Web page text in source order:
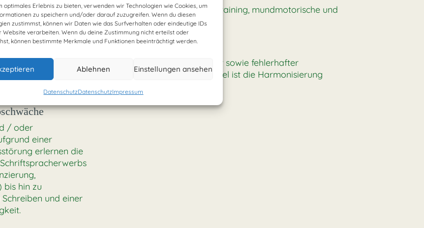
optimales Erlebnis zu bieten, verwenden wir Technologien wie Cookies, um
zu speichern und/oder darauf zuzugreifen. Wenn du diesen
zustimmst, können wir Daten wie das Surfverhalten oder eindeutige IDs
Website verarbeiten. Wenn du deine Zustimmung nicht erteilst oder
können bestimmte Merkmale und Funktionen beeinträchtigt werden.
Ablehnen Einstellungen ansehen
DatenschutzDatenschutzImpressum
Die Kinder lernen, durch Hörtraining, mundmotorische und
Laute zu identifizieren und korrekt zu bilden.
im Bereich Lippen- Zungen- und Gesichtsmuskulatur sowie fehlerhafter
mit einer kieferorthopädischen Behandlung. Ziel ist die Harmonisierung
das Erlernen des richtigen Schluckmusters.
/ oder
einer
erlernen die
bis hin zu
und einer